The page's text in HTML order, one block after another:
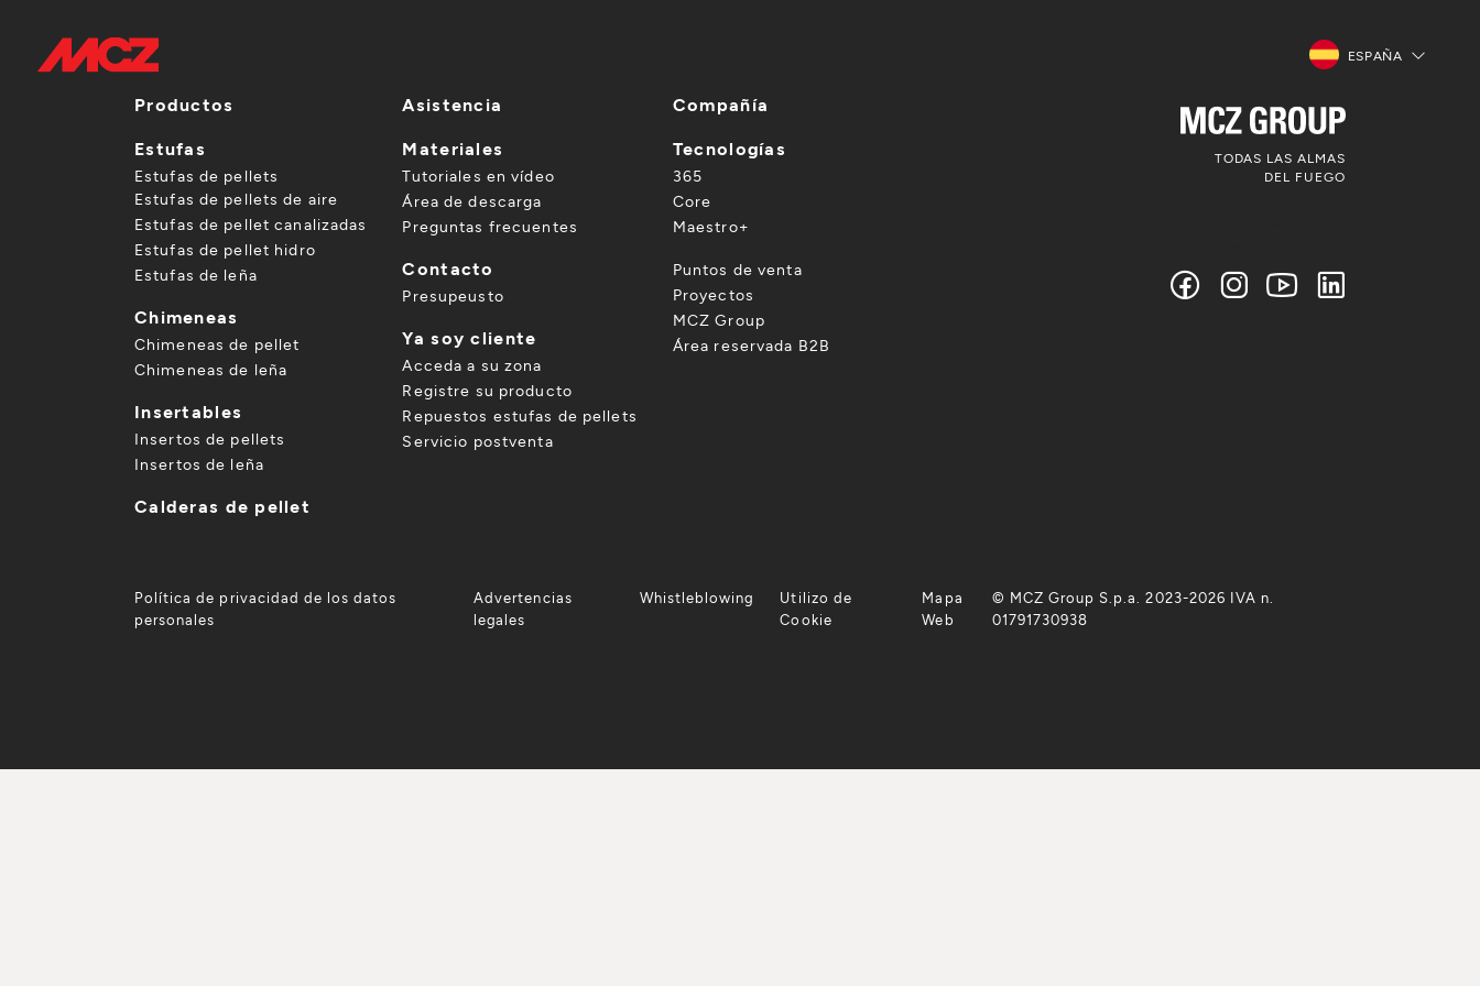
ESPAÑA
Productos
Estufas
Estufas de pellets
Estufas de pellets de aire
Estufas de pellet canalizadas
Estufas de pellet hidro
Estufas de leña
Chimeneas
Chimeneas de pellet
Chimeneas de leña
Insertables
Insertos de pellets
Insertos de leña
Calderas de pellet
Asistencia
Materiales
Tutoriales en vídeo
Área de descarga
Preguntas frecuentes
Contacto
Presupeusto
Ya soy cliente
Acceda a su zona
Registre su producto
Repuestos estufas de pellets
Servicio postventa
Compañía
Tecnologías
365
Core
Maestro+
Puntos de venta
Proyectos
MCZ Group
Área reservada B2B
TODAS LAS ALMAS
DEL FUEGO
Política de privacidad de los datos
personales
Advertencias
legales
Whistleblowing
Utilizo de
Cookie
Mapa
Web
© MCZ Group S.p.a. 2023-2026 IVA n.
01791730938